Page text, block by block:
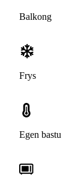
Balkong
Frys
Egen bastu